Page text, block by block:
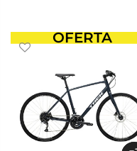
OFERTA